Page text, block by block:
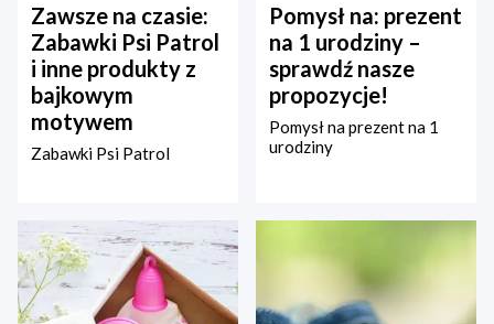
Zawsze na czasie:
Zabawki Psi Patrol
i inne produkty z
bajkowym
motywem
Zabawki Psi Patrol
Pomysł na: prezent
na 1 urodziny –
sprawdź nasze
propozycje!
Pomysł na prezent na 1
urodziny